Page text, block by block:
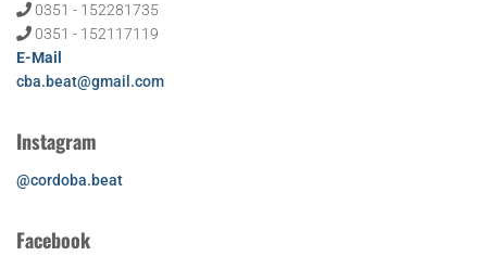
0351 - 152281735
0351 - 152117119
E-Mail
cba.beat@gmail.com
Instagram
@cordoba.beat
Facebook